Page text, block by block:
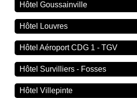
Hôtel Goussainville
Hôtel Louvres
Hôtel Aéroport CDG 1 - TGV
Hôtel Survilliers - Fosses
Hôtel Villepinte